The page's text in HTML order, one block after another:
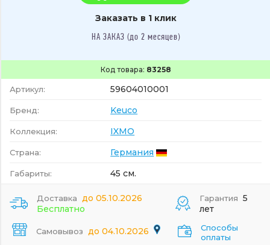
Код товара: 83258
Артикул: 59604010001
Бренд: Keuco
Коллекция: IXMO
Страна: Германия
Габариты: 45 см.
Заказать в 1 клик
НА ЗАКАЗ (до 2 месяцев)
Доставка до 05.10.2026
Бесплатно
Самовывоз до 04.10.2026
Гарантия 5
лет
Способы
оплаты